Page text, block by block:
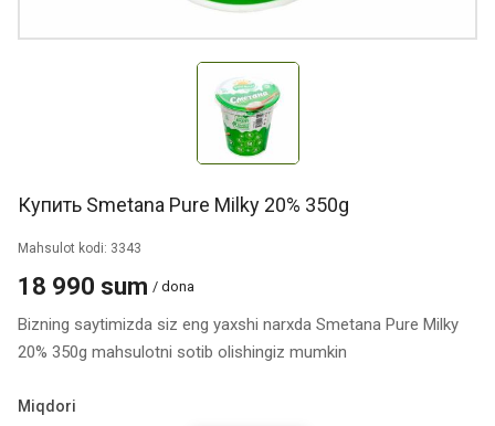
Купить Smetana Pure Milky 20% 350g
Mahsulot kodi: 3343
18 990 sum / dona
Bizning saytimizda siz eng yaxshi narxda Smetana Pure Milky
20% 350g mahsulotni sotib olishingiz mumkin
Miqdori